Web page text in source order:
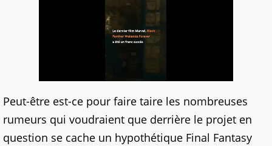
Peut-être est-ce pour faire taire les nombreuses
rumeurs qui voudraient que derrière le projet en
question se cache un hypothétique Final Fantasy